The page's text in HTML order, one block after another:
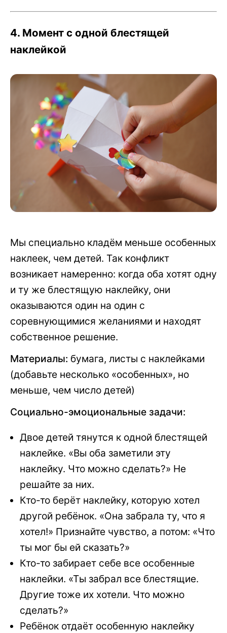
4. Момент с одной блестящей
наклейкой
Мы специально кладём меньше особенных
наклеек, чем детей. Так конфликт
возникает намеренно: когда оба хотят одну
и ту же блестящую наклейку, они
оказываются один на один с
соревнующимися желаниями и находят
собственное решение.
Материалы: бумага, листы с наклейками
(добавьте несколько «особенных», но
меньше, чем число детей)
Социально-эмоциональные задачи:
Двое детей тянутся к одной блестящей
наклейке. «Вы оба заметили эту
наклейку. Что можно сделать?» Не
решайте за них.
Кто-то берёт наклейку, которую хотел
другой ребёнок. «Она забрала ту, что я
хотел!» Признайте чувство, а потом: «Что
ты мог бы ей сказать?»
Кто-то забирает себе все особенные
наклейки. «Ты забрал все блестящие.
Другие тоже их хотели. Что можно
сделать?»
Ребёнок отдаёт особенную наклейку